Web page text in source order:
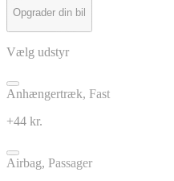
Opgrader din bil
Vælg udstyr
Anhængertræk, Fast
+44 kr.
Airbag, Passager